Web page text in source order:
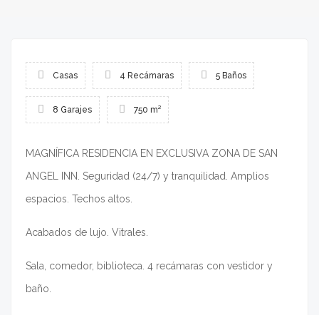
Casas 4 Recámaras 5 Baños
8 Garajes 750 m²
MAGNÍFICA RESIDENCIA EN EXCLUSIVA ZONA DE SAN
ANGEL INN. Seguridad (24/7) y tranquilidad. Amplios
espacios. Techos altos.
Acabados de lujo. Vitrales.
Sala, comedor, biblioteca. 4 recámaras con vestidor y
baño.